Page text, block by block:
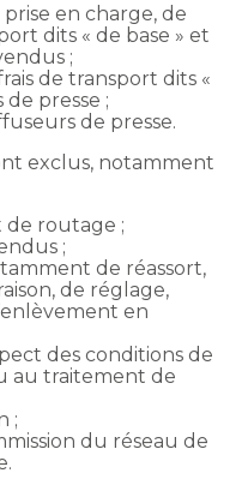
prise en charge, de
dits « de base » et
;
de transport dits «
presse ;
de presse.
exclus, notamment
de routage ;
;
de réassort,
de réglage,
en
des conditions de
au traitement de
;
du réseau de